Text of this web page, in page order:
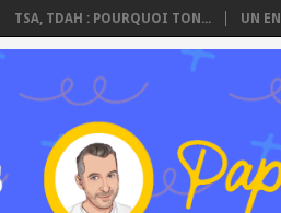
TSA, TDAH : POURQUOI TON... UN